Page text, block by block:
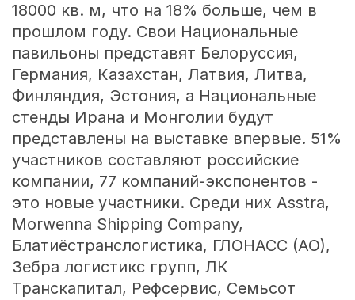
18000 кв. м, что на 18% больше, чем в
прошлом году. Свои Национальные
павильоны представят Белоруссия,
Германия, Казахстан, Латвия, Литва,
Финляндия, Эстония, а Национальные
стенды Ирана и Монголии будут
представлены на выставке впервые. 51%
участников составляют российские
компании, 77 компаний-экспонентов -
это новые участники. Среди них Asstra,
Morwenna Shipping Company,
Блатиёстранслогистика, ГЛОНАСС (АО),
Зебра логистикс групп, ЛК
Транскапитал, Рефсервис, Семьсот